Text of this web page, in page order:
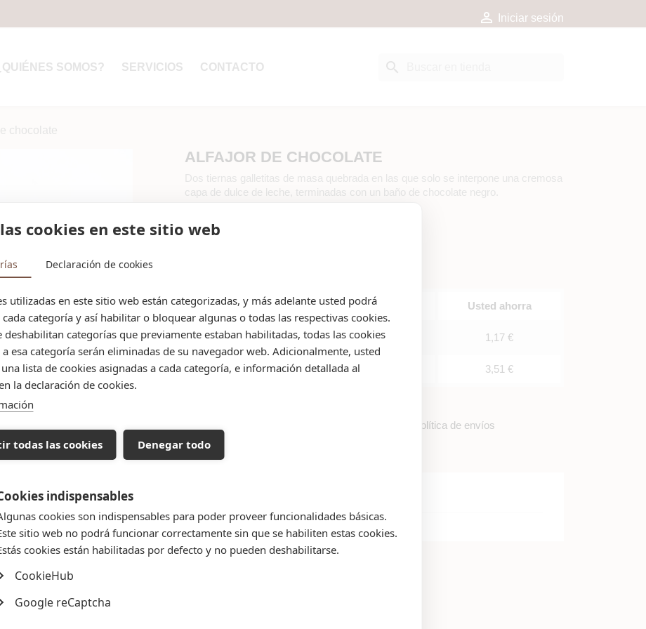
 Iniciar sesión
SOMOS? SERVICIOS CONTACTO search
chocolate
ALFAJOR DE CHOCOLATE
Dos tiernas galletitas de masa quebrada en las que solo se interpone una cremosa
capa de dulce de leche, terminadas con un baño de chocolate negro.
Cantidad Descuento unitario Usted ahorra
6 10% 1,17 €
12 3,51 €
Pulsa para conocer todos los detalles de la política de envíos
cookies en este sitio web
Declaración de cookies
utilizadas en este sitio web están categorizadas, y más adelante usted podrá
categoría y así habilitar o bloquear algunas o todas las respectivas cookies.
deshabilitan categorías que previamente estaban habilitadas, todas las cookies
a esa categoría serán eliminadas de su navegador web. Adicionalmente, usted
lista de cookies asignadas a cada categoría, e información detallada al
la declaración de cookies.
todas las cookies Denegar todo
indispensables
cookies son indispensables para poder proveer funcionalidades básicas.
sitio web no podrá funcionar correctamente sin que se habiliten estas cookies.
cookies están habilitadas por defecto y no pueden deshabilitarse.
CookieHub
Google reCaptcha